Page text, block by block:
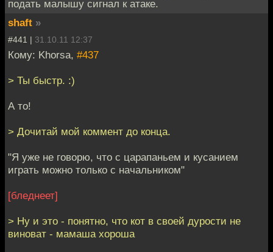
подать малышу сигнал к атаке.
shaft »
#441 | 31.10.11 12:37
Кому: Khorsa, #437
> Ты быстр. :)
А то!
> Дочитай мой коммент до конца.
"Я уже не говорю, что с царапаньем и кусанием
играть можно только с начальником"
[бледнеет]
> Ну и это - понятно, что кот в своей дурости не
виноват - мамаша хороша